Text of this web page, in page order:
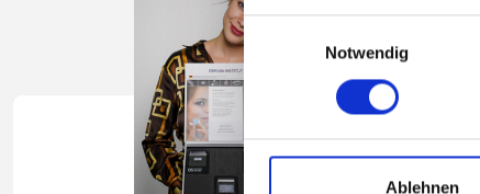
Einwilligungsauswahl
Notwendig
Ablehnen